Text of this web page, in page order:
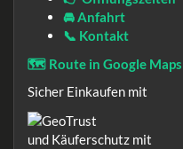
🚘 Anfahrt
📞 Kontakt
🗺️ Route in Google
Sicher Einkaufen mit
und Käuferschutz mit